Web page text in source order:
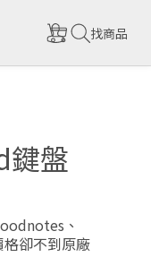
找商品
鍵盤
、
卻不到原廠